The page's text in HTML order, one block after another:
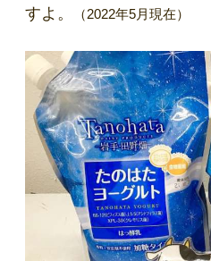
すよ。
（2022年5月現在）